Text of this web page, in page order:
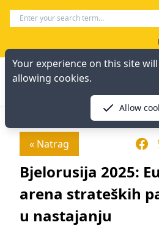
« Natrag
Bjelorusija 2025:
arena strateških
u nastajanju
Your experience on this site
allowing cookies.
Allow